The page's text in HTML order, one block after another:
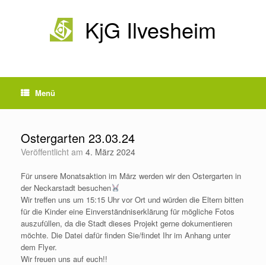
KjG Ilvesheim
Menü
Ostergarten 23.03.24
Veröffentlicht am 4. März 2024
Für unsere Monatsaktion im März werden wir den Ostergarten in
der Neckarstadt besuchen
Wir treffen uns um 15:15 Uhr vor Ort und würden die Eltern bitten
für die Kinder eine Einverständniserklärung für mögliche Fotos
auszufüllen, da die Stadt dieses Projekt gerne dokumentieren
möchte. Die Datei dafür finden Sie/findet Ihr im Anhang unter
dem Flyer.
Wir freuen uns auf euch!!